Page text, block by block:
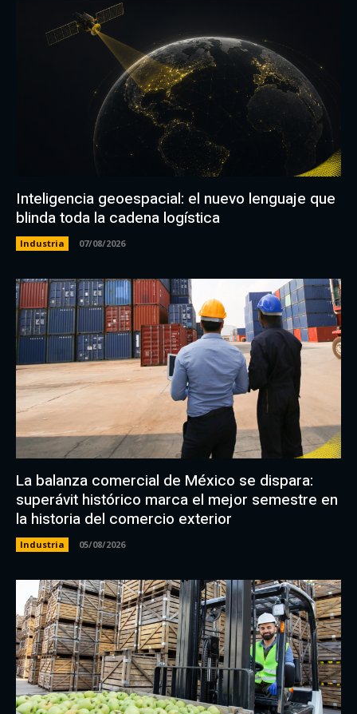
Inteligencia geoespacial: el nuevo lenguaje que
blinda toda la cadena logística
Industria 07/08/2026
La balanza comercial de México se dispara:
superávit histórico marca el mejor semestre en
la historia del comercio exterior
Industria 05/08/2026